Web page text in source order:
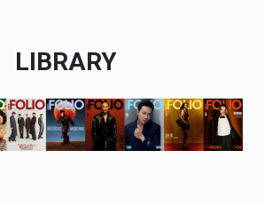
LIBRARY